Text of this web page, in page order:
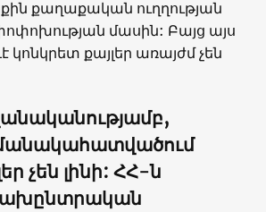
քաղաքական ուղղության
մասին: Բայց այս
կոնկրետ քայլեր առայժմ չեն
չեն լինի: ՀՀ-ն